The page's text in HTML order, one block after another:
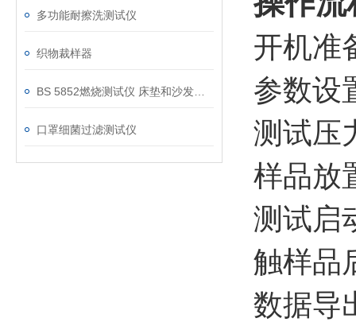
多功能耐擦洗测试仪
织物裁样器
口罩细菌过滤测试仪
开机准
参数设
测试压
样品放
测试启
触样品
数据导